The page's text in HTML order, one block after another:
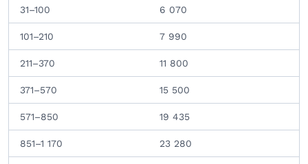
31–100 6 070
101–210 7 990
211–370 11 800
371–570 15 500
571–850 19 435
851–1 170 23 280